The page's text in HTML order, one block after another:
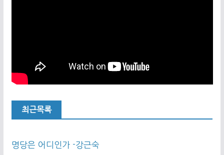
최근목록
명당은 어디인가 -강근숙